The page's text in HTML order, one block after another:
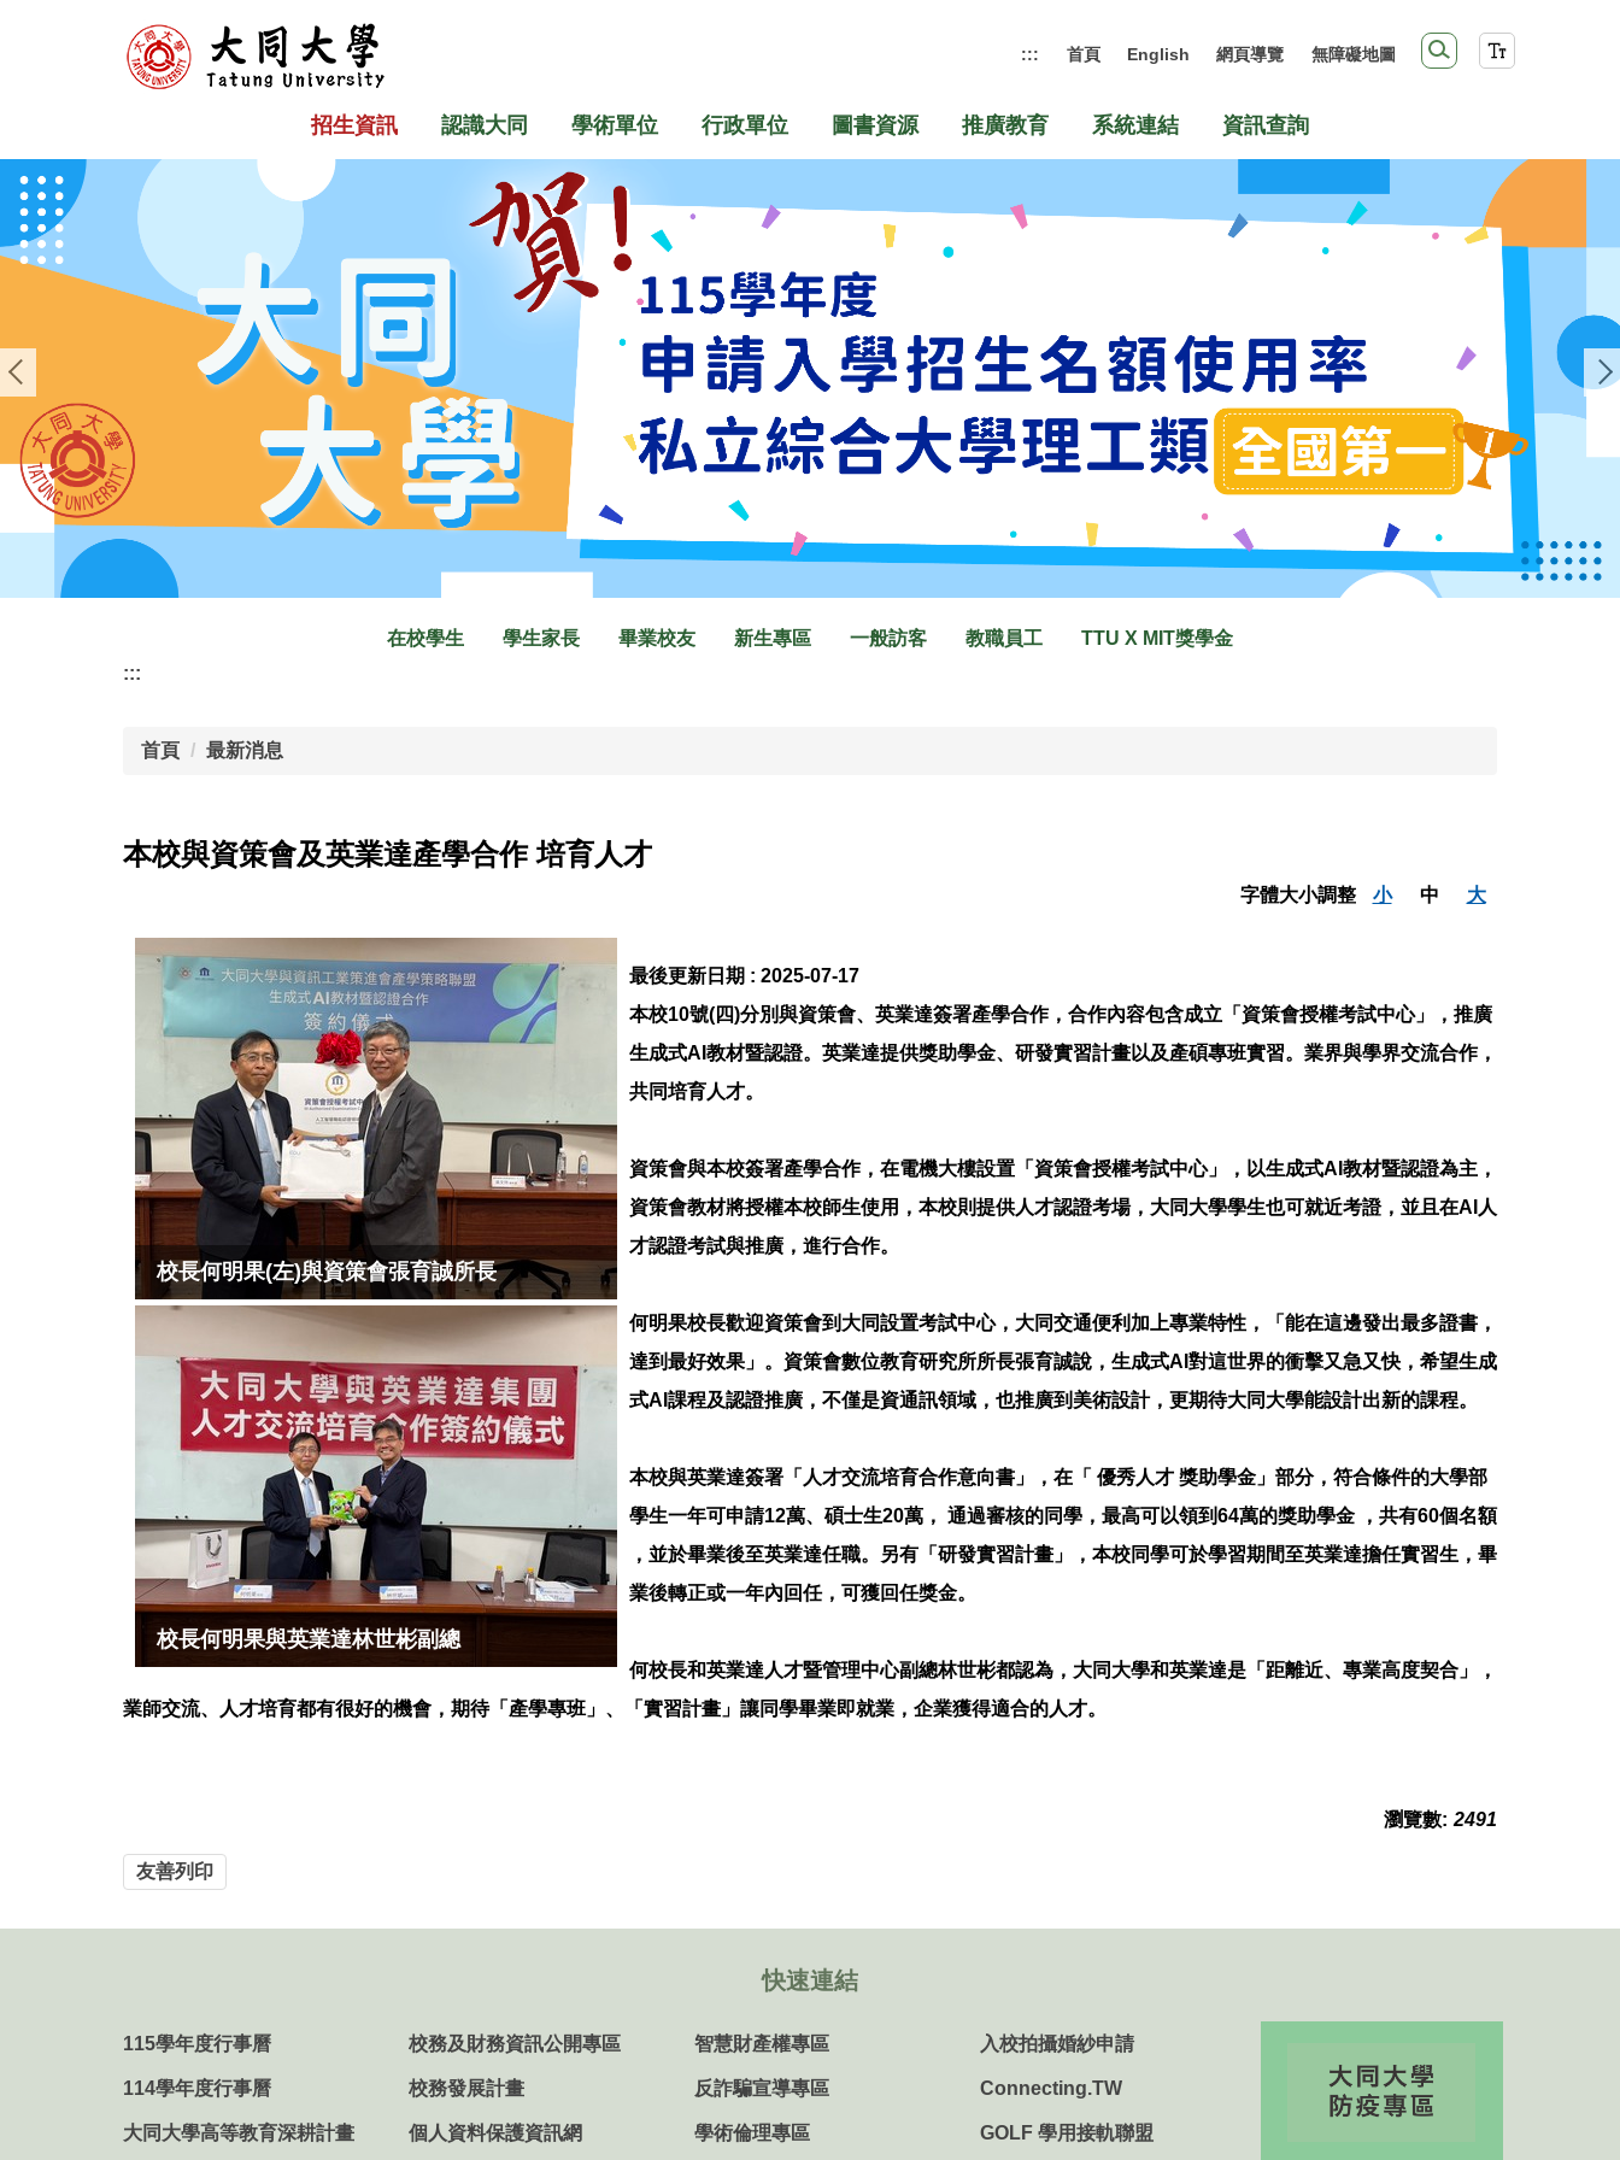
容
區
::: 首頁 English 網頁導覽 無障礙地圖
招生資訊 認識大同 學術單位 行政單位 圖書資源 推廣教育 系統連結 資訊查詢
在校學生 學生家長 畢業校友 新生專區 一般訪客 教職員工
TTU X MIT獎學金
:::
首頁 最新消息
本校與資策會及英業達產學合作 培育人才
字體大小調整 小 中 大
校長何明果(左)與資策會張育誠所長
校長何明果與英業達林世彬副總
最後更新日期 : 2025-07-17
本校10號(四)分別與資策會、英業達簽署產學合作，合作內容包含成立「資策會授權考試中心」，推廣
生成式AI教材暨認證。英業達提供獎助學金、研發實習計畫以及產碩專班實習。業界與學界交流合作，
共同培育人才。
資策會與本校簽署產學合作，在電機大樓設置「資策會授權考試中心」，以生成式AI教材暨認證為主，
資策會教材將授權本校師生使用，本校則提供人才認證考場，大同大學學生也可就近考證，並且在AI人
才認證考試與推廣，進行合作。
何明果校長歡迎資策會到大同設置考試中心，大同交通便利加上專業特性，「能在這邊發出最多證書，
達到最好效果」。資策會數位教育研究所所長張育誠說，生成式AI對這世界的衝擊又急又快，希望生成
式AI課程及認證推廣，不僅是資通訊領域，也推廣到美術設計，更期待大同大學能設計出新的課程。
本校與英業達簽署「人才交流培育合作意向書」，在「 優秀人才 獎助學金」部分，符合條件的大學部
學生一年可申請12萬、碩士生20萬， 通過審核的同學，最高可以領到64萬的獎助學金 ，共有60個名額
，並於畢業後至英業達任職。另有「研發實習計畫」，本校同學可於學習期間至英業達擔任實習生，畢
業後轉正或一年內回任，可獲回任獎金。
何校長和英業達人才暨管理中心副總林世彬都認為，大同大學和英業達是「距離近、專業高度契合」，
業師交流、人才培育都有很好的機會，期待「產學專班」、「實習計畫」讓同學畢業即就業，企業獲得適合的人才。
瀏覽數: 2491
友善列印
快速連結
115學年度行事曆
114學年度行事曆
大同大學高等教育深耕計畫
校務及財務資訊公開專區
校務發展計畫
個人資料保護資訊網
智慧財產權專區
反詐騙宣導專區
學術倫理專區
入校拍攝婚紗申請
Connecting.TW
GOLF 學用接軌聯盟